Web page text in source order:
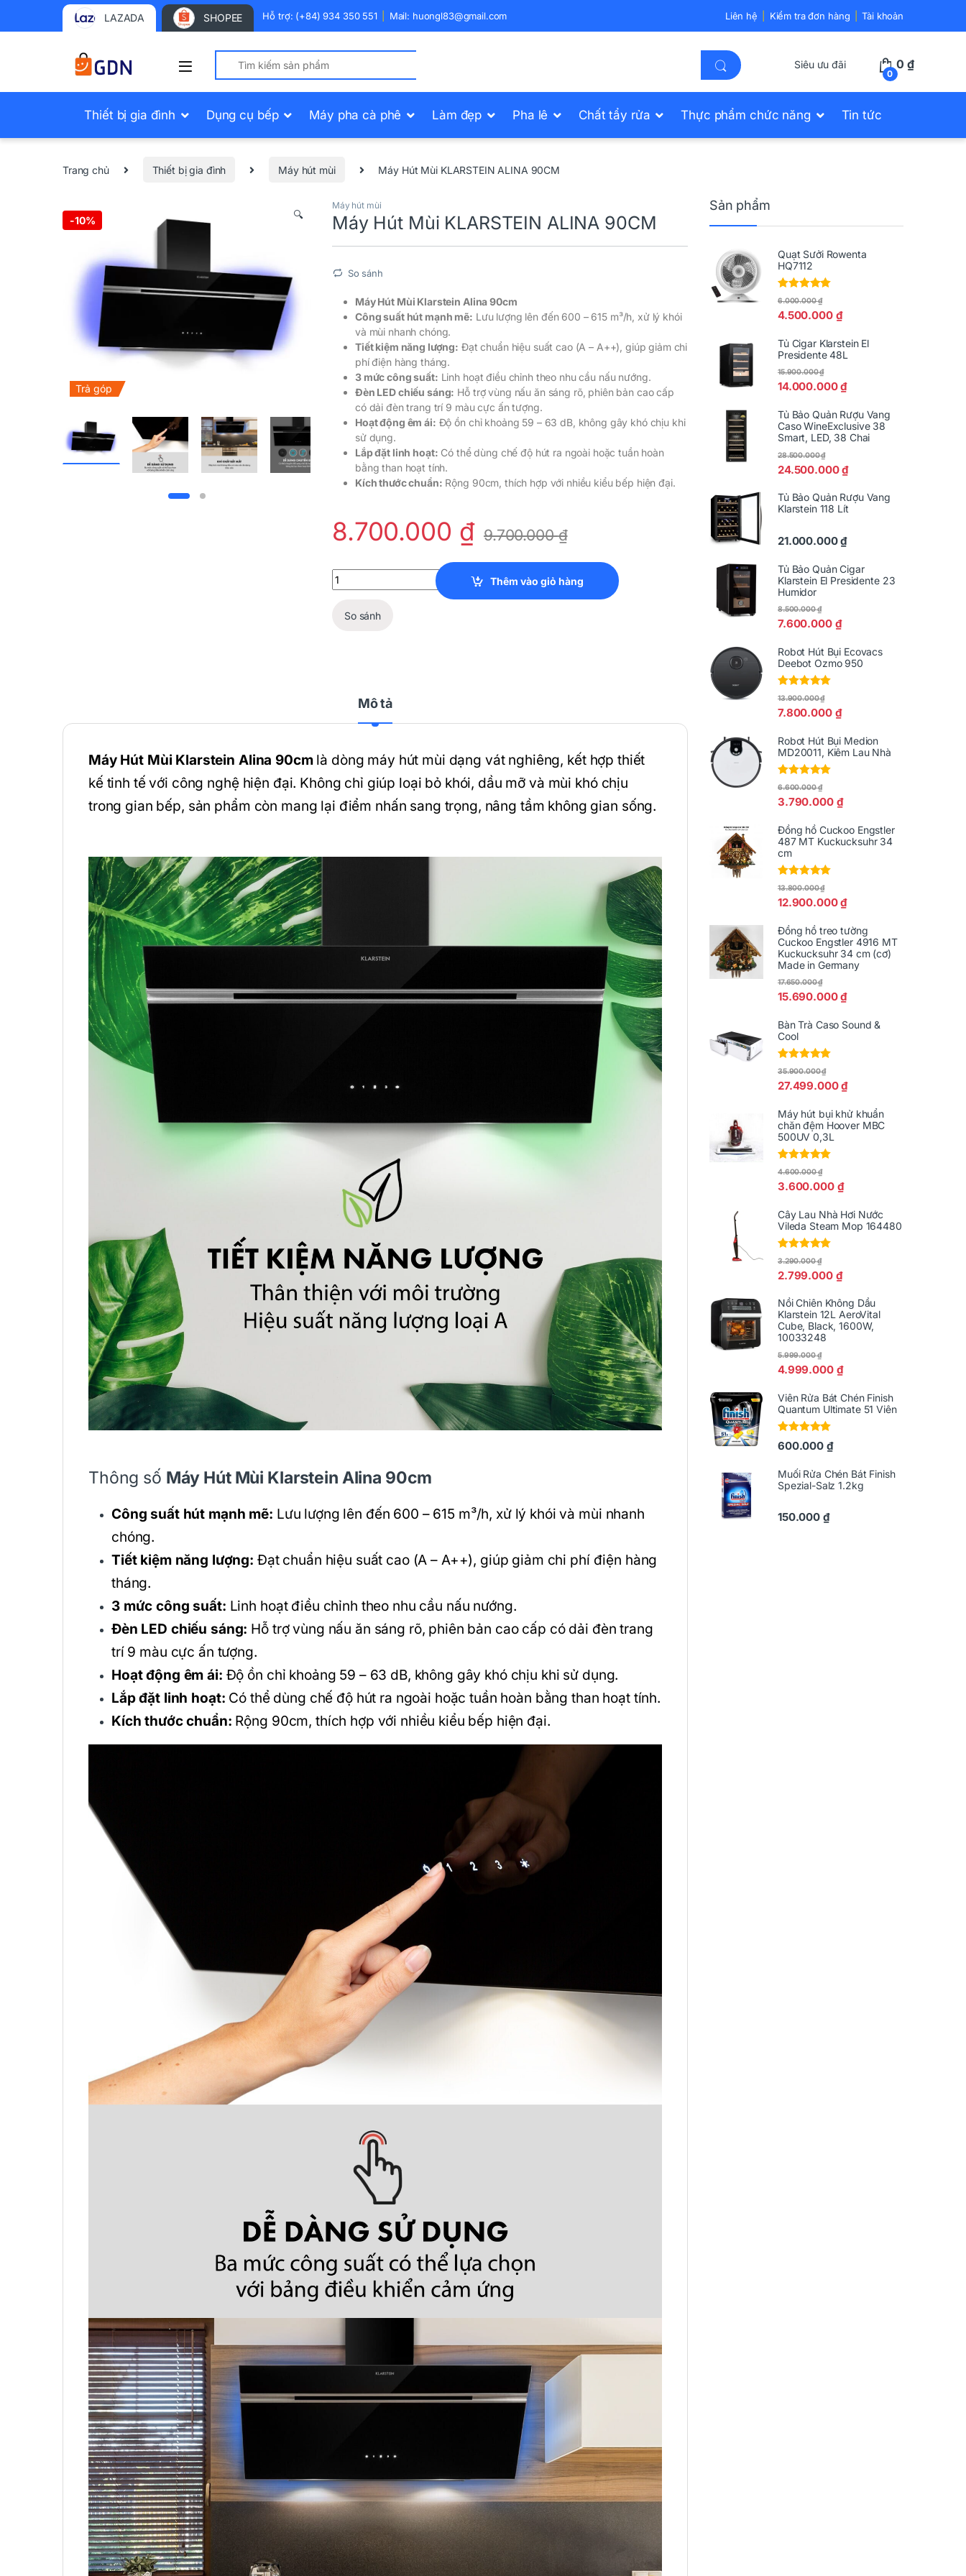
LAZADA SHOPEE Hỗ trợ: (+84) 934 350 551 Mail: huongl83@gmail.com Liên hệ Kiểm tra đơn hàng Tài khoản
Search for:
Siêu ưu đãi
0
0₫
Thiết bị gia đình Dụng cụ bếp Máy pha cà phê Làm đẹp Pha lê Chất tẩy rửa Thực phẩm chức năng Tin tức
Trang chủ Thiết bị gia đình Máy hút mùi Máy Hút Mùi KLARSTEIN ALINA 90CM
-10% 🔍
Trả góp
Máy hút mùi
Máy Hút Mùi KLARSTEIN ALINA 90CM
So sánh
Máy Hút Mùi Klarstein Alina 90cm
Công suất hút mạnh mẽ: Lưu lượng lên đến 600 – 615 m³/h, xử lý khói
và mùi nhanh chóng.
Tiết kiệm năng lượng: Đạt chuẩn hiệu suất cao (A – A++), giúp giảm chi
phí điện hàng tháng.
3 mức công suất: Linh hoạt điều chỉnh theo nhu cầu nấu nướng.
Đèn LED chiếu sáng: Hỗ trợ vùng nấu ăn sáng rõ, phiên bản cao cấp
có dải đèn trang trí 9 màu cực ấn tượng.
Hoạt động êm ái: Độ ồn chỉ khoảng 59 – 63 dB, không gây khó chịu khi
sử dụng.
Lắp đặt linh hoạt: Có thể dùng chế độ hút ra ngoài hoặc tuần hoàn
bằng than hoạt tính.
Kích thước chuẩn: Rộng 90cm, thích hợp với nhiều kiểu bếp hiện đại.
8.700.000 ₫ 9.700.000₫
Máy Hút Mùi KLARSTEIN ALINA 90CM quantity
Thêm vào giỏ hàng
So sánh
Mô tả
Máy Hút Mùi Klarstein Alina 90cmlà dòng máy hút mùi dạng vát nghiêng, kết hợp thiết
kế tinh tế với công nghệ hiện đại. Không chỉ giúp loại bỏ khói, dầu mỡ và mùi khó chịu
trong gian bếp, sản phẩm còn mang lại điểm nhấn sang trọng, nâng tầm không gian sống.
Thông số Máy Hút Mùi Klarstein Alina 90cm
Công suất hút mạnh mẽ: Lưu lượng lên đến 600 – 615 m³/h, xử lý khói và mùi nhanh
chóng.
Tiết kiệm năng lượng: Đạt chuẩn hiệu suất cao (A – A++), giúp giảm chi phí điện hàng
tháng.
3 mức công suất: Linh hoạt điều chỉnh theo nhu cầu nấu nướng.
Đèn LED chiếu sáng: Hỗ trợ vùng nấu ăn sáng rõ, phiên bản cao cấp có dải đèn trang
trí 9 màu cực ấn tượng.
Hoạt động êm ái: Độ ồn chỉ khoảng 59 – 63 dB, không gây khó chịu khi sử dụng.
Lắp đặt linh hoạt: Có thể dùng chế độ hút ra ngoài hoặc tuần hoàn bằng than hoạt tính.
Kích thước chuẩn: Rộng 90cm, thích hợp với nhiều kiểu bếp hiện đại.
Sản phẩm
Quạt Sưởi Rowenta
HQ7112
Được xếp
5
sao
4.500.000 ₫
6.000.000₫
Tủ Cigar Klarstein El
Presidente 48L
14.000.000₫
15.900.000₫
Tủ Bảo Quản Rượu Vang
Caso WineExclusive 38
Smart, LED, 38 Chai
24.500.000₫
28.500.000₫
Tủ Bảo Quản Rượu Vang
Klarstein 118 Lít
21.000.000₫
Tủ Bảo Quản Cigar
Klarstein El Presidente 23
Humidor
7.600.000 ₫
8.500.000₫
Robot Hút Bụi Ecovacs
Deebot Ozmo 950
Được xếp
5
sao
7.800.000 ₫
13.900.000₫
Robot Hút Bụi Medion
MD20011, Kiêm Lau Nhà
Được xếp
5
sao
3.790.000 ₫
6.600.000₫
Đồng hồ Cuckoo Engstler
487 MT Kuckucksuhr 34
cm
Được xếp
5
sao
12.900.000₫
13.800.000₫
Đồng hồ treo tường
Cuckoo Engstler 4916 MT
Kuckucksuhr 34 cm (cơ)
Made in Germany
15.690.000₫
17.650.000₫
Bàn Trà Caso Sound &
Cool
Được xếp
5
sao
27.499.000₫
35.900.000₫
Máy hút bụi khử khuẩn
chăn đệm Hoover MBC
500UV 0,3L
Được xếp
5
sao
3.600.000 ₫
4.600.000₫
Cây Lau Nhà Hơi Nước
Vileda Steam Mop 164480
Được xếp
5
sao
2.799.000 ₫
3.290.000₫
Nồi Chiên Không Dầu
Klarstein 12L AeroVital
Cube, Black, 1600W,
10033248
4.999.000 ₫
5.999.000₫
Viên Rửa Bát Chén Finish
Quantum Ultimate 51 Viên
Được xếp
hạng5.005
600.000 ₫
Muối Rửa Chén Bát Finish
Spezial-Salz 1.2kg
150.000 ₫